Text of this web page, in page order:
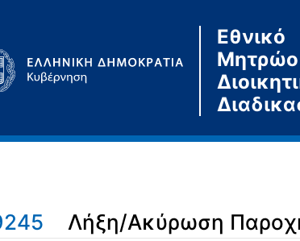
Εθνικό
Μητρώο
Λήξη/Ακύρωση